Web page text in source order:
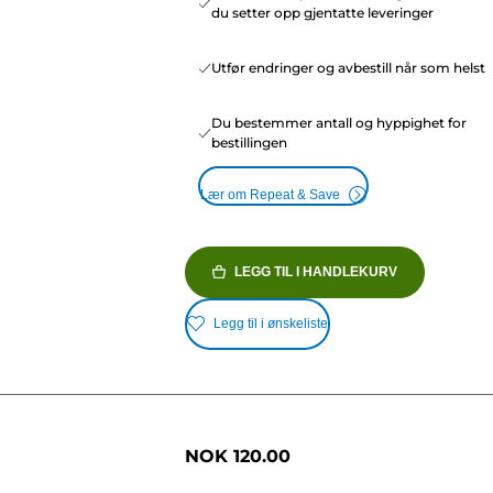
du setter opp gjentatte leveringer
Utfør endringer og avbestill når som helst
Du bestemmer antall og hyppighet for
bestillingen
Lær om Repeat & Save
LEGG TIL I HANDLEKURV
Legg til i ønskeliste
NOK 120.00